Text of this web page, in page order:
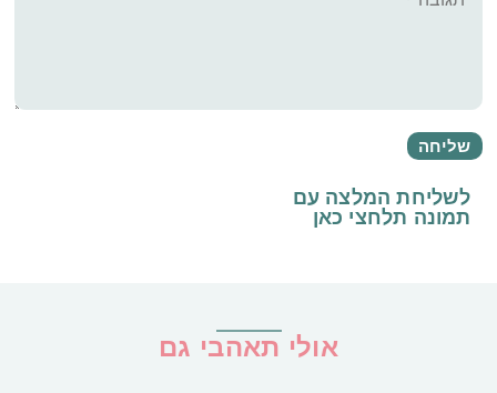
לשליחת המלצה עם
תמונה תלחצי כאן
אולי תאהבי גם